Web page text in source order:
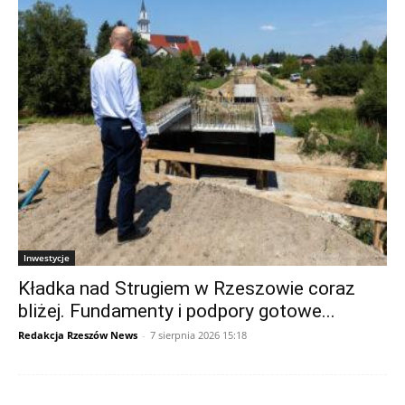
Inwestycje
Kładka nad Strugiem w Rzeszowie coraz
bliżej. Fundamenty i podpory gotowe...
Redakcja Rzeszów News - 7 sierpnia 2026 15:18